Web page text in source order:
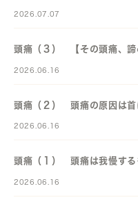
2026.07.07
頭痛（３） 【その頭痛、諦
2026.06.16
頭痛（２） 頭痛の原因は首
2026.06.16
頭痛（１） 頭痛は我慢する
2026.06.16